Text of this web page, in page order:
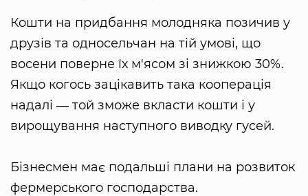
Кошти на придбання молодняка позичив у
друзів та односельчан на тій умові, що
восени поверне їх м'ясом зі знижкою 30%.
Якщо когось зацікавить така кооперація
надалі ― той зможе вкласти кошти і у
вирощування наступного виводку гусей.
Бізнесмен має подальші плани на розвиток
фермерського господарства.